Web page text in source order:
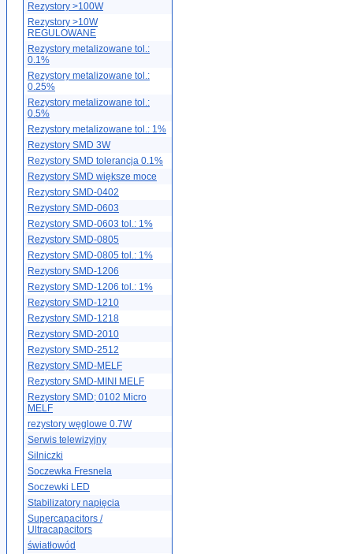
Rezystory >100W
Rezystory >10W
REGULOWANE
Rezystory metalizowane tol.:
0.1%
Rezystory metalizowane tol.:
0.25%
Rezystory metalizowane tol.:
0.5%
Rezystory metalizowane tol.: 1%
Rezystory SMD 3W
Rezystory SMD tolerancja 0.1%
Rezystory SMD większe moce
Rezystory SMD-0402
Rezystory SMD-0603
Rezystory SMD-0603 tol.: 1%
Rezystory SMD-0805
Rezystory SMD-0805 tol.: 1%
Rezystory SMD-1206
Rezystory SMD-1206 tol.: 1%
Rezystory SMD-1210
Rezystory SMD-1218
Rezystory SMD-2010
Rezystory SMD-2512
Rezystory SMD-MELF
Rezystory SMD-MINI MELF
Rezystory SMD; 0102 Micro
MELF
rezystory węglowe 0.7W
Serwis telewizyjny
Silniczki
Soczewka Fresnela
Soczewki LED
Stabilizatory napięcia
Supercapacitors /
Ultracapacitors
światłowód